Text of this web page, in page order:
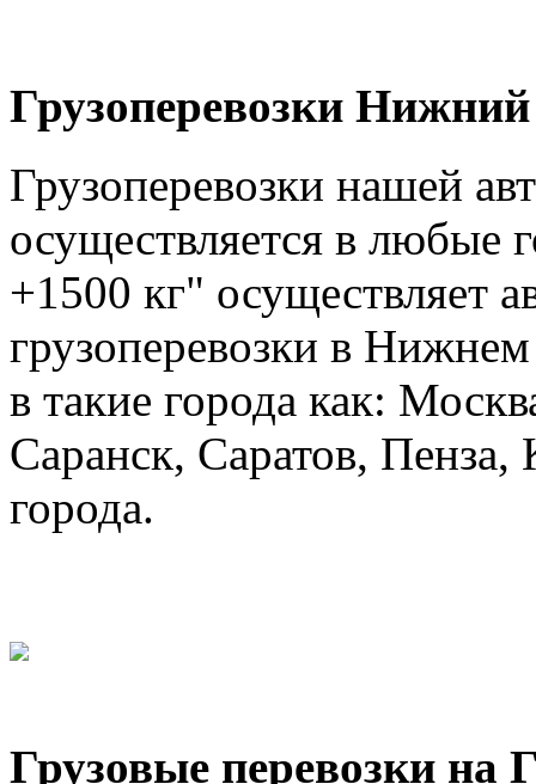
Грузоперевозки
Грузоперевозки нашей
осуществляется в любые
+1500 кг" осуществляет
грузоперевозки в
в такие города как:
Саранск, Саратов, Пенза,
города.
Грузовые перевозки на